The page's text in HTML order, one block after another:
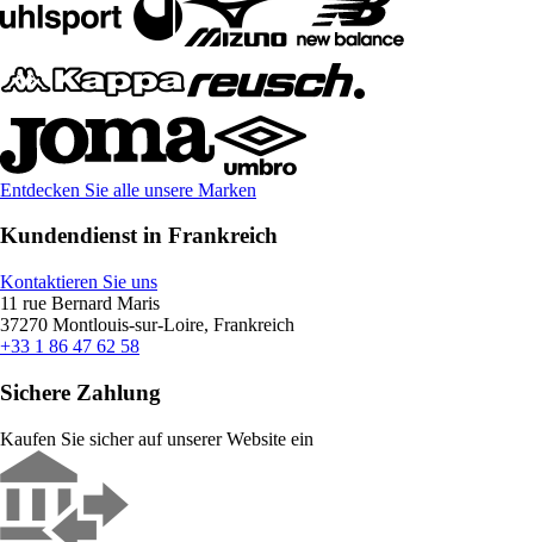
Entdecken Sie alle unsere Marken
Kundendienst in Frankreich
Kontaktieren Sie uns
11 rue Bernard Maris
37270 Montlouis-sur-Loire, Frankreich
+33 1 86 47 62 58
Sichere Zahlung
Kaufen Sie sicher auf unserer Website ein